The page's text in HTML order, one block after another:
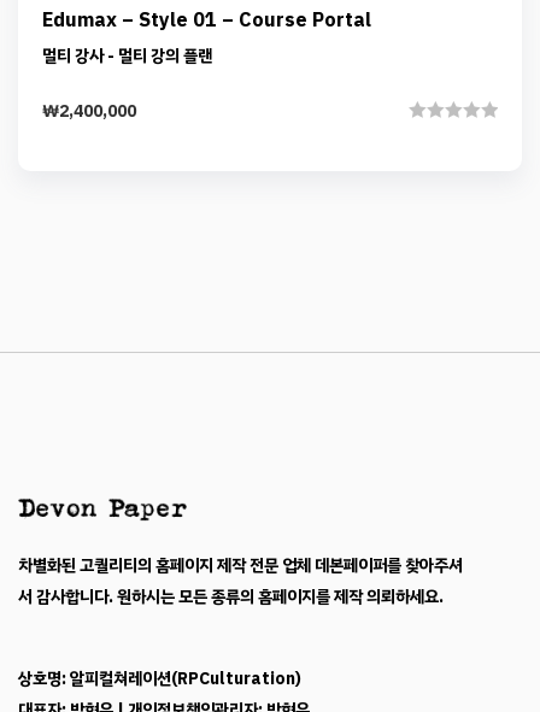
Edumax – Style 01 – Course Portal
멀티 강사 - 멀티 강의 플랜
₩2,400,000
Add to cart
차별화된 고퀄리티의 홈페이지 제작 전문 업체 데본페이퍼를 찾아주셔
서 감사합니다. 원하시는 모든 종류의 홈페이지를 제작 의뢰하세요.
상호명: 알피컬쳐레이션(RPCulturation)